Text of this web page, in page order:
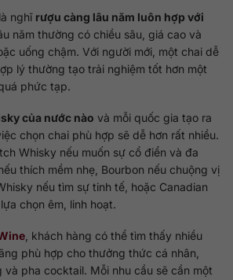
nghĩ rượu càng lâu năm luôn hợp với
năm thường có chiều sâu, giá cao và
uống chậm. Với người mới, một chai dễ
lý thường tạo trải nghiệm tốt hơn một
phức tạp.
của nước nào và mỗi quốc gia tạo ra
chọn chai phù hợp sẽ dễ hơn rất nhiều.
Whisky nếu muốn sự cổ điển và đa
thích mềm nhẹ, Bourbon nếu chuộng vị
nếu tìm sự tinh tế, hoặc Canadian
chọn êm, linh hoạt.
, khách hàng có thể tìm thấy nhiều
phù hợp cho thưởng thức cá nhân,
pha cocktail. Mỗi nhu cầu sẽ cần một